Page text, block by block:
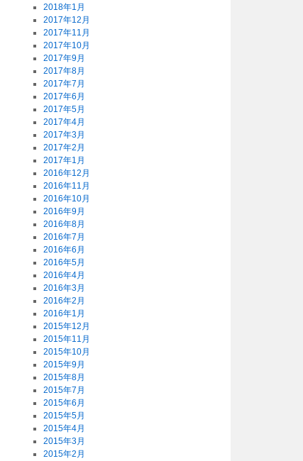
2018年1月
2017年12月
2017年11月
2017年10月
2017年9月
2017年8月
2017年7月
2017年6月
2017年5月
2017年4月
2017年3月
2017年2月
2017年1月
2016年12月
2016年11月
2016年10月
2016年9月
2016年8月
2016年7月
2016年6月
2016年5月
2016年4月
2016年3月
2016年2月
2016年1月
2015年12月
2015年11月
2015年10月
2015年9月
2015年8月
2015年7月
2015年6月
2015年5月
2015年4月
2015年3月
2015年2月